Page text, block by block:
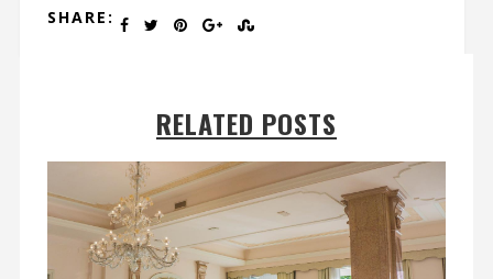
SHARE:
RELATED POSTS